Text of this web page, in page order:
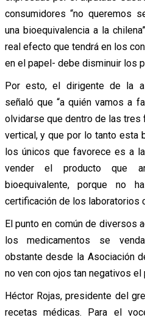
consumidores “no queremos
una bioequivalencia a la
real efecto que tendrá en los
en el papel- debe disminuir los
Por esto, el dirigente de la
señaló que “a quién vamos a
olvidarse que dentro de las tres
vertical, y que por lo tanto esta
los únicos que favorece es a
vender el producto que
bioequivalente, porque no
certificación de los laboratorios
El punto en común de diversos
los medicamentos se
obstante desde la Asociación
no ven con ojos tan negativos el
Héctor Rojas, presidente del
recetas médicas. Para el